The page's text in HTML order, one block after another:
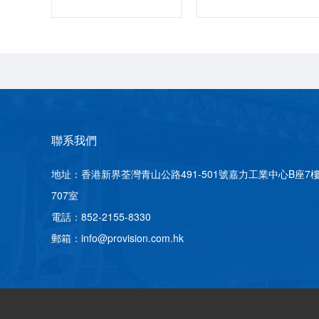
聯系我們
地址：香港新界荃灣青山公路491-501號嘉力工業中心B座7
707室
電話：852-2155-8330
郵箱：info@provision.com.hk